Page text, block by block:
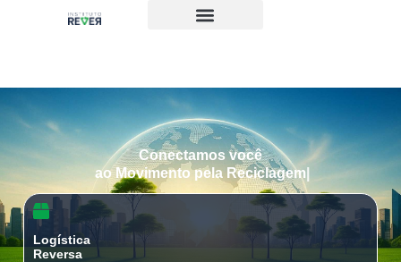
Conectamos você
ao Movimento pela Reciclagem
Logística
Reversa